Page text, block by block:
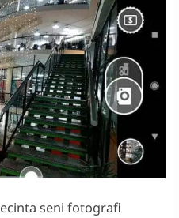
seni fotografi